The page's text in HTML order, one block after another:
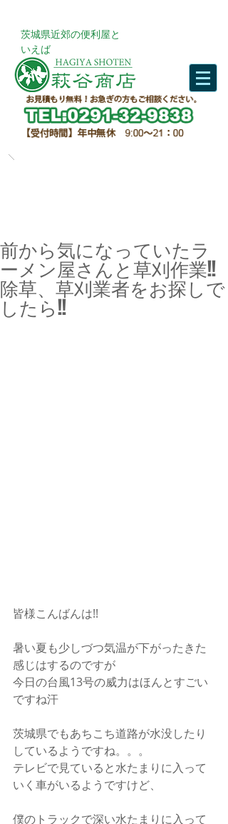
​茨城県近郊の便利屋と
いえば
前から気になっていたラ
ーメン屋さんと草刈作業!!
除草、草刈業者をお探しで
したら!!
皆様こんばんは!!
暑い夏も少しづつ気温が下がったきた
感じはするのですが
今日の台風13号の威力はほんとすごい
ですね汗
茨城県でもあちこち道路が水没したり
しているようですね。。。
テレビで見ていると水たまりに入って
いく車がいるようですけど、
僕のトラックで深い水たまりに入って